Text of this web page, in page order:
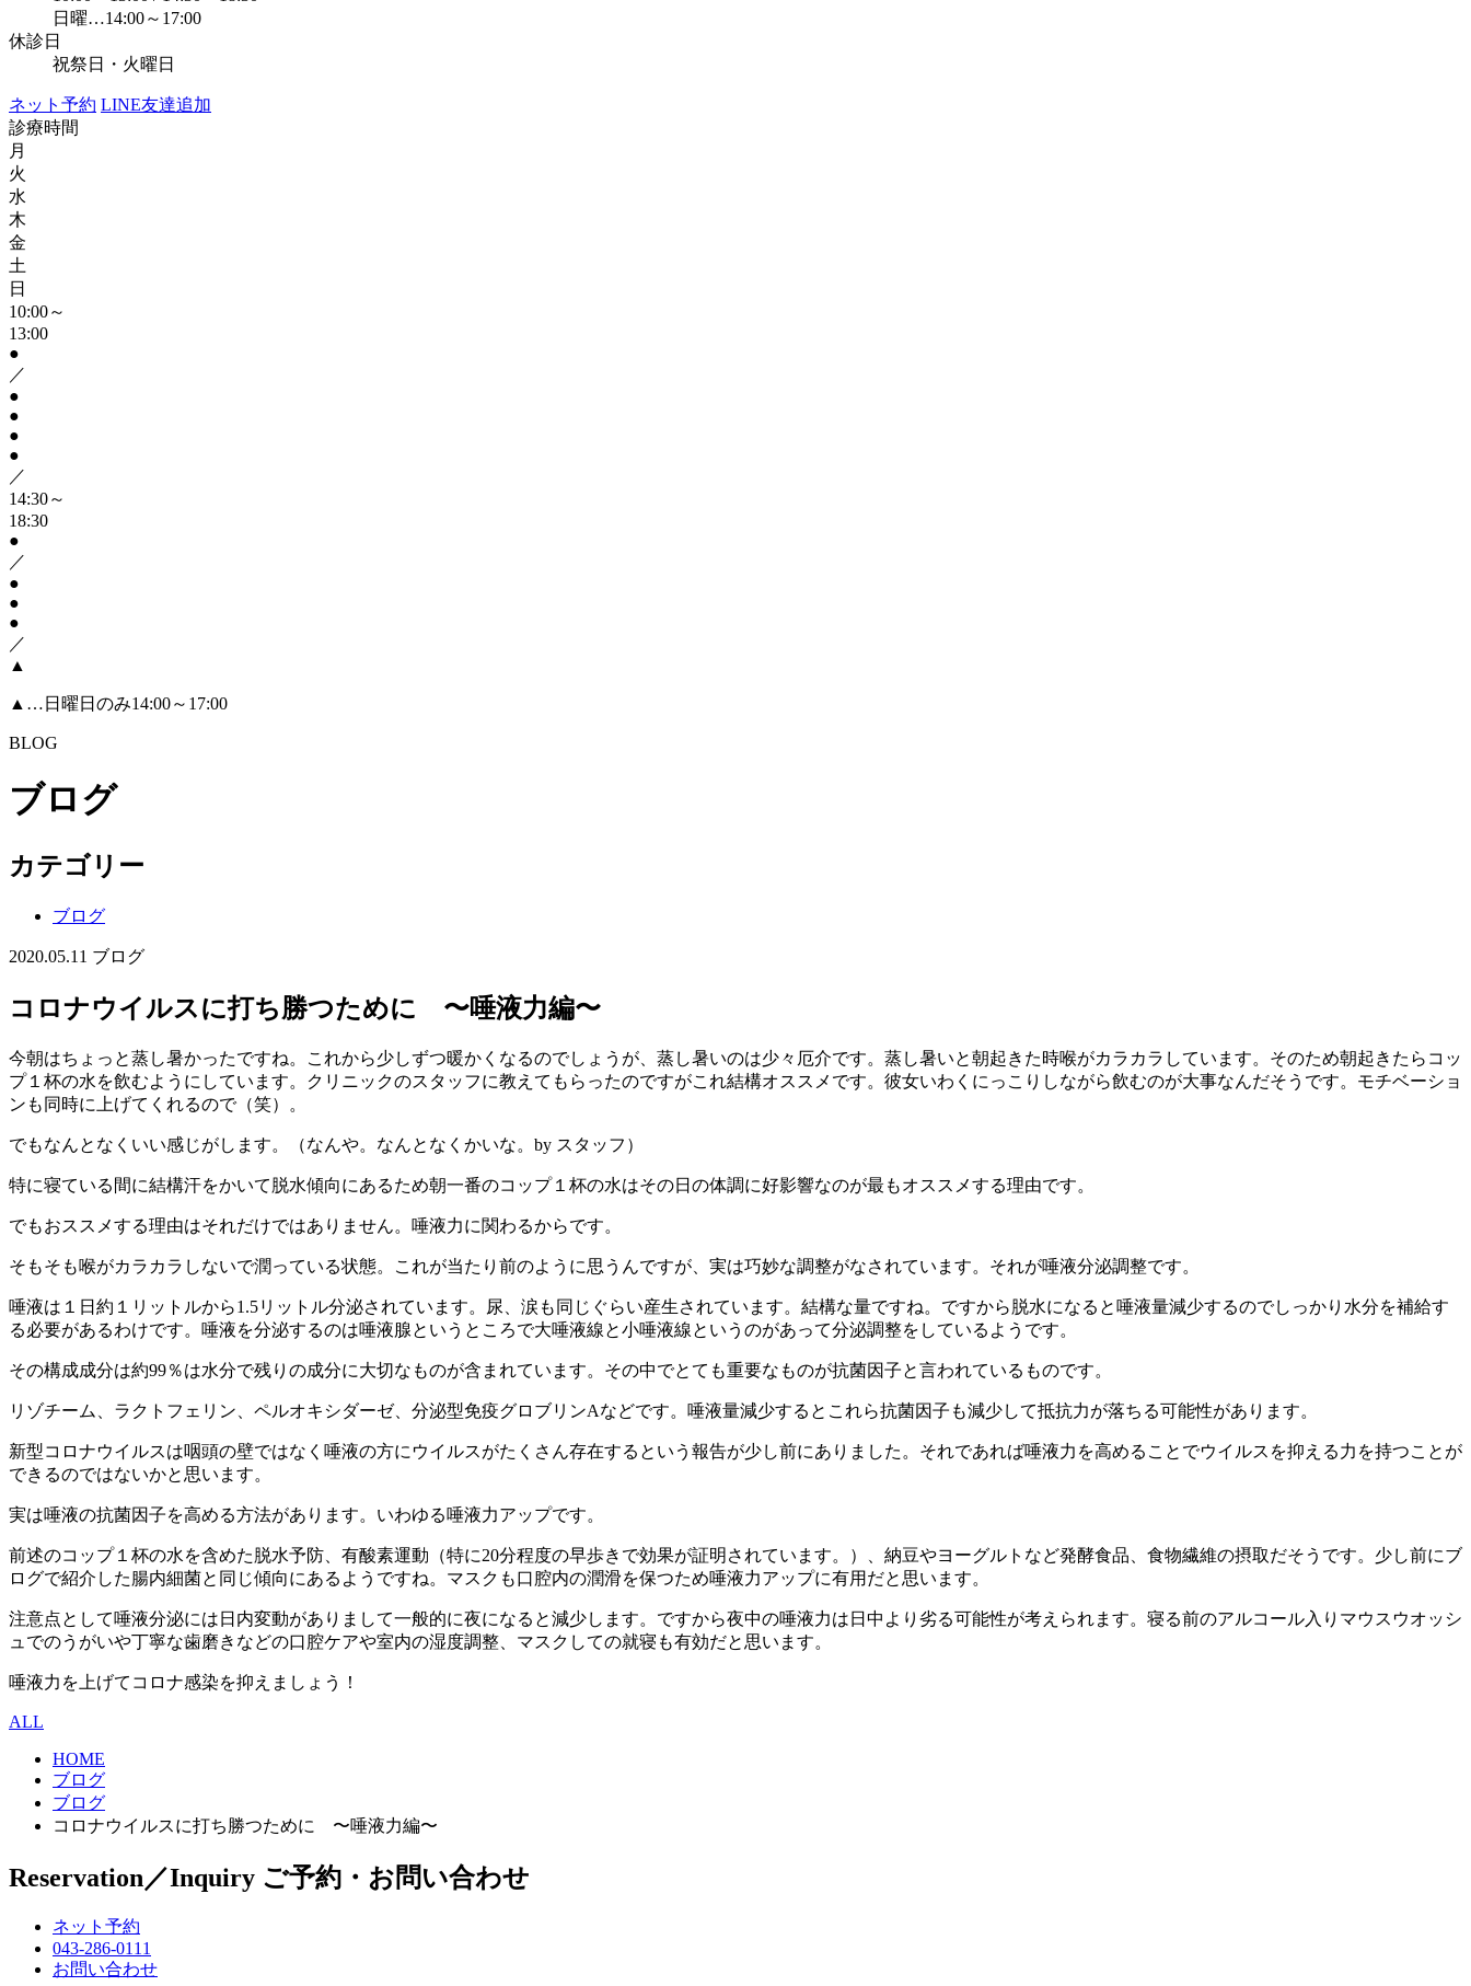
日曜…14:00～17:00
休診日
祝祭日・火曜日
ネット予約 LINE友達追加
診療時間
月
火
水
木
金
土
日
10:00～
13:00
●
／
●
●
●
●
／
14:30～
18:30
●
／
●
●
●
／
▲
▲ …日曜日のみ14:00～17:00
BLOG
ブログ
カテゴリー
ブログ
2020.05.11 ブログ
コロナウイルスに打ち勝つために 〜唾液力編〜
今朝はちょっと蒸し暑かったですね。これから少しずつ暖かくなるのでしょうが、蒸し暑いのは少々厄介です。蒸し暑いと朝起きた時喉がカラカラしています。そのため朝起きたらコッ
プ１杯の水を飲むようにしています。クリニックのスタッフに教えてもらったのですがこれ結構オススメです。彼女いわくにっこりしながら飲むのが大事なんだそうです。モチベーショ
ンも同時に上げてくれるので（笑）。
でもなんとなくいい感じがします。（なんや。なんとなくかいな。by スタッフ）
特に寝ている間に結構汗をかいて脱水傾向にあるため朝一番のコップ１杯の水はその日の体調に好影響なのが最もオススメする理由です。
でもおススメする理由はそれだけではありません。唾液力に関わるからです。
そもそも喉がカラカラしないで潤っている状態。これが当たり前のように思うんですが、実は巧妙な調整がなされています。それが唾液分泌調整です。
唾液は１日約１リットルから1.5リットル分泌されています。尿、涙も同じぐらい産生されています。結構な量ですね。ですから脱水になると唾液量減少するのでしっかり水分を補給す
る必要があるわけです。唾液を分泌するのは唾液腺というところで大唾液線と小唾液線というのがあって分泌調整をしているようです。
その構成成分は約99％は水分で残りの成分に大切なものが含まれています。その中でとても重要なものが抗菌因子と言われているものです。
リゾチーム、ラクトフェリン、ペルオキシダーゼ、分泌型免疫グロブリンAなどです。唾液量減少するとこれら抗菌因子も減少して抵抗力が落ちる可能性があります。
新型コロナウイルスは咽頭の壁ではなく唾液の方にウイルスがたくさん存在するという報告が少し前にありました。それであれば唾液力を高めることでウイルスを抑える力を持つことが
できるのではないかと思います。
実は唾液の抗菌因子を高める方法があります。いわゆる唾液力アップです。
前述のコップ１杯の水を含めた脱水予防、有酸素運動（特に20分程度の早歩きで効果が証明されています。）、納豆やヨーグルトなど発酵食品、食物繊維の摂取だそうです。少し前にブ
ログで紹介した腸内細菌と同じ傾向にあるようですね。マスクも口腔内の潤滑を保つため唾液力アップに有用だと思います。
注意点として唾液分泌には日内変動がありまして一般的に夜になると減少します。ですから夜中の唾液力は日中より劣る可能性が考えられます。寝る前のアルコール入りマウスウオッシ
ュでのうがいや丁寧な歯磨きなどの口腔ケアや室内の湿度調整、マスクしての就寝も有効だと思います。
唾液力を上げてコロナ感染を抑えましょう！
ALL
HOME
ブログ
ブログ
コロナウイルスに打ち勝つために 〜唾液力編〜
Reservation／Inquiry ご予約・お問い合わせ
ネット予約
043-286-0111
お問い合わせ